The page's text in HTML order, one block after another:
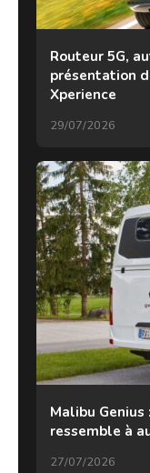
Routeur 5G,
présentation
Xperience
29/07/2026
Malibu Genius
ressemble à
27/07/2026